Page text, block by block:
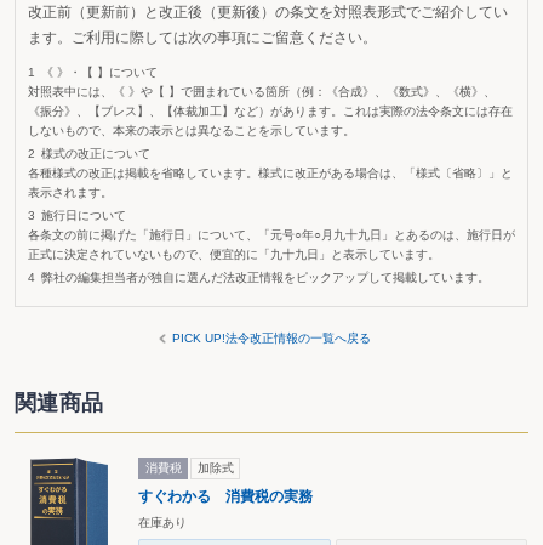
改正前（更新前）と改正後（更新後）の条文を対照表形式でご紹介してい
ます。ご利用に際しては次の事項にご留意ください。
《 》・【 】について
対照表中には、《 》や【 】で囲まれている箇所（例：《合成》、《数式》、《横》、
《振分》、【ブレス】、【体裁加工】など）があります。これは実際の法令条文には存在
しないもので、本来の表示とは異なることを示しています。
様式の改正について
各種様式の改正は掲載を省略しています。様式に改正がある場合は、「様式〔省略〕」と
表示されます。
施行日について
各条文の前に掲げた「施行日」について、「元号○年○月九十九日」とあるのは、施行日が
正式に決定されていないもので、便宜的に「九十九日」と表示しています。
弊社の編集担当者が独自に選んだ法改正情報をピックアップして掲載しています。
PICK UP!法令改正情報の一覧へ戻る
関連商品
消費税 加除式
すぐわかる 消費税の実務
在庫あり